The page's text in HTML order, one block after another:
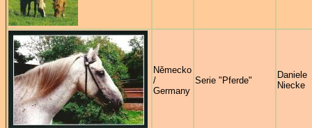
Německo
/
Germany
Serie "Pferde"
Daniele
Niecke